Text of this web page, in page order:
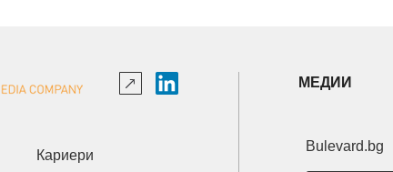
Кариери
МЕДИИ
Bulevard.bg